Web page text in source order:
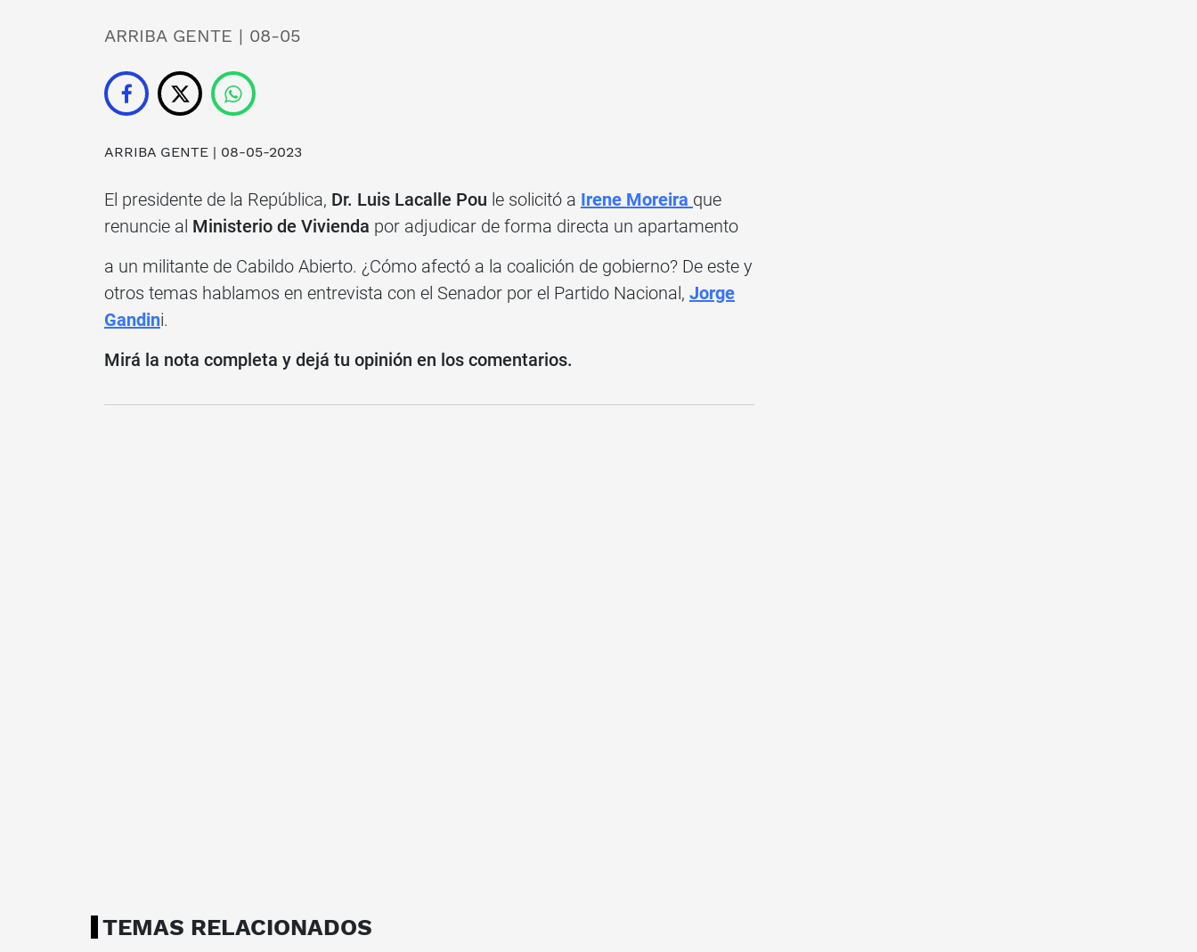
ARRIBA GENTE | 08-05
ARRIBA GENTE | 08-05-2023
El presidente de la República, Dr. Luis Lacalle Pou le solicitó a Irene Moreira que
renuncie al Ministerio de Vivienda por adjudicar de forma directa un apartamento
a un militante de Cabildo Abierto. ¿Cómo afectó a la coalición de gobierno? De este y
otros temas hablamos en entrevista con el Senador por el Partido Nacional, Jorge
Gandini.
Mirá la nota completa y dejá tu opinión en los comentarios.
TEMAS RELACIONADOS